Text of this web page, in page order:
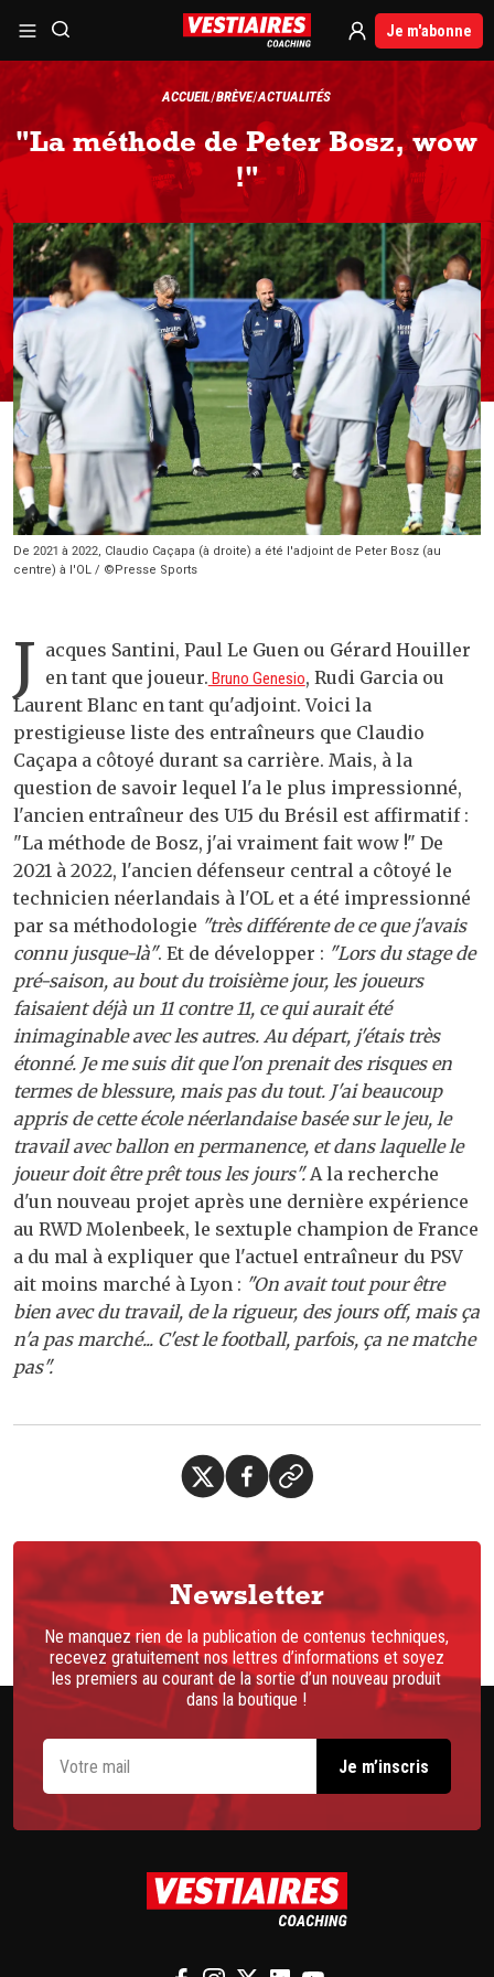
Je m'abonne
ACCUEIL BRÈVE ACTUALITÉS
"La méthode de Peter Bosz, wow
!"
De 2021 à 2022, Claudio Caçapa (à droite) a été l'adjoint de Peter Bosz (au
centre) à l'OL / ©Presse Sports
J acques Santini, Paul Le Guen ou Gérard Houiller
en tant que joueur. Bruno Genesio, Rudi Garcia ou
Laurent Blanc en tant qu'adjoint. Voici la
prestigieuse liste des entraîneurs que Claudio
Caçapa a côtoyé durant sa carrière. Mais, à la
question de savoir lequel l'a le plus impressionné,
l'ancien entraîneur des U15 du Brésil est affirmatif :
"La méthode de Bosz, j'ai vraiment fait wow !" De
2021 à 2022, l'ancien défenseur central a côtoyé le
technicien néerlandais à l'OL et a été impressionné
par sa méthodologie "très différente de ce que j'avais
connu jusque-là". Et de développer : "Lors du stage de
pré-saison, au bout du troisième jour, les joueurs
faisaient déjà un 11 contre 11, ce qui aurait été
inimaginable avec les autres. Au départ, j'étais très
étonné. Je me suis dit que l'on prenait des risques en
termes de blessure, mais pas du tout. J'ai beaucoup
appris de cette école néerlandaise basée sur le jeu, le
travail avec ballon en permanence, et dans laquelle le
joueur doit être prêt tous les jours".A la recherche
d'un nouveau projet après une dernière expérience
au RWD Molenbeek, le sextuple champion de France
a du mal à expliquer que l'actuel entraîneur du PSV
ait moins marché à Lyon : "On avait tout pour être
bien avec du travail, de la rigueur, des jours off, mais ça
n'a pas marché... C'est le football, parfois, ça ne matche
pas".
Newsletter
Ne manquez rien de la publication de contenus techniques,
recevez gratuitement nos lettres d’informations et soyez
les premiers au courant de la sortie d’un nouveau produit
dans la boutique !